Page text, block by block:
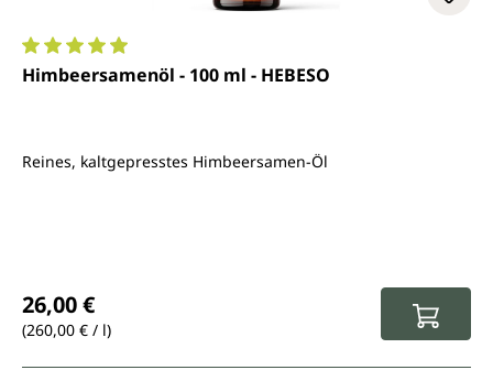
Durchschnittliche Bewertung von 4.9 von 5 Sternen
Himbeersamenöl - 100 ml - HEBESO
Reines, kaltgepresstes Himbeersamen-Öl
26,00 €
(260,00 € / l)